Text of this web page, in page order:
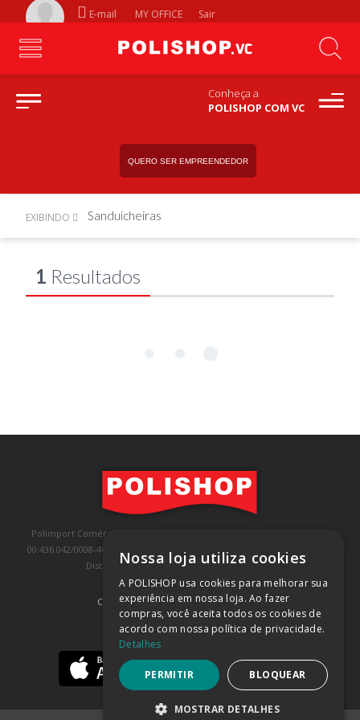
E-mail MY OFFICE Sair
Conheça a
POLISHOP COM VC
QUERO SER EMPREENDEDOR
EXIBINDO Sanduicheiras
1 Resultados
Polimport Comércio e Exportação LTDA, inscrita no CNPJ/MF sob o nº
00.436.042/0008-46, IE 407.458.707.103, com sede na Rua Kanebo, nº 175,
Distrito Industrial, Jundiaí/SP, CEP: 13213-090
COMPRA 100% SEGURA (SAIBA MAIS)
BAIXE NOSSO APP
Nossa loja utiliza cookies
A POLISHOP usa cookies para melhorar sua
experiência em nossa loja. Ao fazer
compras, você aceita todos os cookies de
acordo com nossa política de privacidade.
Detalhes
PERMITIR BLOQUEAR
MOSTRAR DETALHES